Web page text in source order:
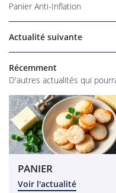
Accueil
magasins
Épicerie
et tarifs
Avis
Panier Anti-Inflation
Actualité suivante
Récemment
D'autres actualités qui
PANIER
Voir l'actualité